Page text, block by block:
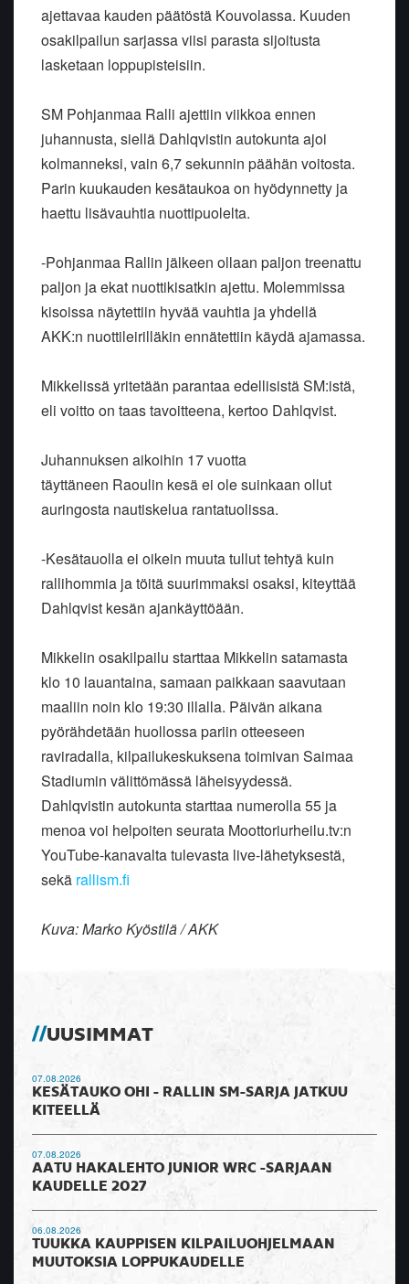
ajettavaa kauden päätöstä Kouvolassa. Kuuden
osakilpailun sarjassa viisi parasta sijoitusta
lasketaan loppupisteisiin.
SM Pohjanmaa Ralli ajettiin viikkoa ennen
juhannusta, siellä Dahlqvistin autokunta ajoi
kolmanneksi, vain 6,7 sekunnin päähän voitosta.
Parin kuukauden kesätaukoa on hyödynnetty ja
haettu lisävauhtia nuottipuolelta.
-Pohjanmaa Rallin jälkeen ollaan paljon treenattu
paljon ja ekat nuottikisatkin ajettu. Molemmissa
kisoissa näytettiin hyvää vauhtia ja yhdellä
AKK:n nuottileirilläkin ennätettiin käydä ajamassa.
Mikkelissä yritetään parantaa edellisistä SM:istä,
eli voitto on taas tavoitteena, kertoo Dahlqvist.
Juhannuksen aikoihin 17 vuotta
täyttäneen Raoulin kesä ei ole suinkaan ollut
auringosta nautiskelua rantatuolissa.
-Kesätauolla ei oikein muuta tullut tehtyä kuin
rallihommia ja töitä suurimmaksi osaksi, kiteyttää
Dahlqvist kesän ajankäyttöään.
Mikkelin osakilpailu starttaa Mikkelin satamasta
klo 10 lauantaina, samaan paikkaan saavutaan
maaliin noin klo 19:30 illalla. Päivän aikana
pyörähdetään huollossa pariin otteeseen
raviradalla, kilpailukeskuksena toimivan Saimaa
Stadiumin välittömässä läheisyydessä.
Dahlqvistin autokunta starttaa numerolla 55 ja
menoa voi helpoiten seurata Moottoriurheilu.tv:n
YouTube-kanavalta tulevasta live-lähetyksestä,
sekä rallism.fi
Kuva: Marko Kyöstilä / AKK
UUSIMMAT
07.08.2026
KESÄTAUKO OHI - RALLIN SM-SARJA JATKUU
KITEELLÄ
07.08.2026
AATU HAKALEHTO JUNIOR WRC -SARJAAN
KAUDELLE 2027
06.08.2026
TUUKKA KAUPPISEN KILPAILUOHJELMAAN
MUUTOKSIA LOPPUKAUDELLE